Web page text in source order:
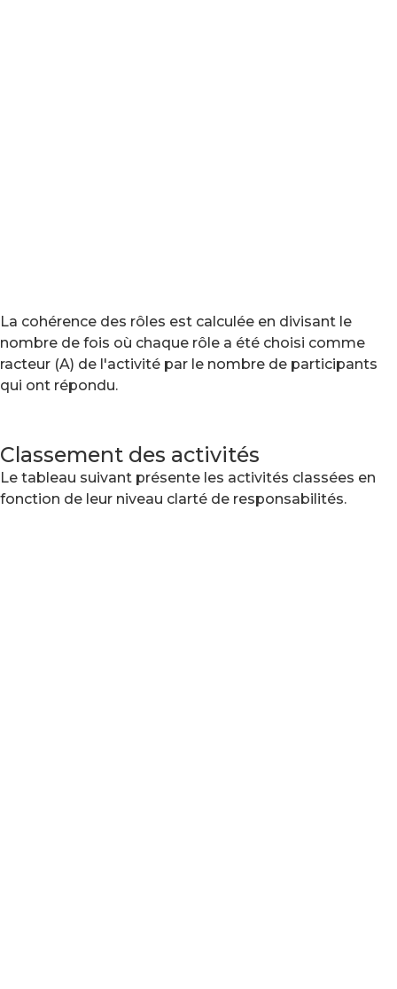
La cohérence des rôles est calculée en divisant le
nombre de fois où chaque rôle a été choisi comme
racteur (A) de l'activité par le nombre de participants
qui ont répondu.
Classement des activités
Le tableau suivant présente les activités classées en
fonction de leur niveau clarté de responsabilités.